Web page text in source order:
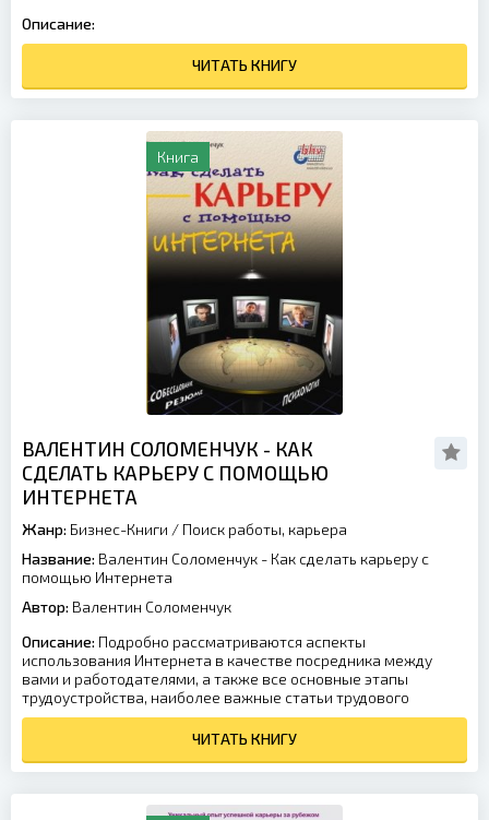
Описание:
ЧИТАТЬ КНИГУ
Книга
ВАЛЕНТИН СОЛОМЕНЧУК - КАК
СДЕЛАТЬ КАРЬЕРУ С ПОМОЩЬЮ
ИНТЕРНЕТА
Жанр: Бизнес-Книги / Поиск работы, карьера
Название: Валентин Соломенчук - Как сделать карьеру с
помощью Интернета
Автор: Валентин Соломенчук
Описание: Подробно рассматриваются аспекты
использования Интернета в качестве посредника между
вами и работодателями, а также все основные этапы
трудоустройства, наиболее важные статьи трудового
ЧИТАТЬ КНИГУ